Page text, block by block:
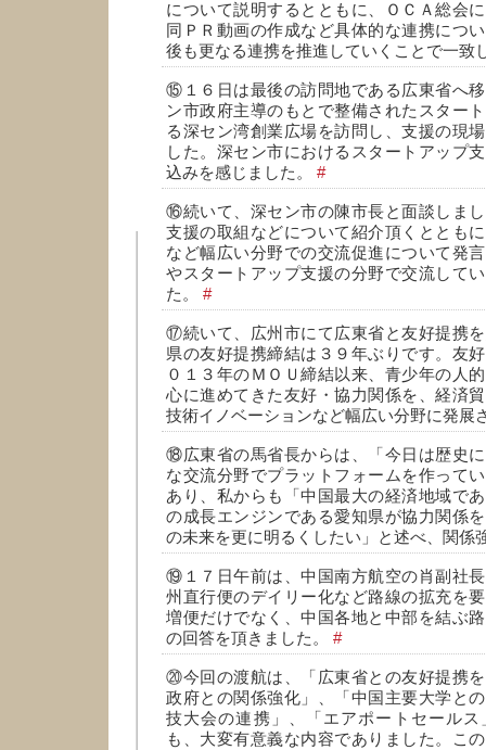
について説明するとともに、ＯＣＡ総会
同ＰＲ動画の作成など具体的な連携につ
後も更なる連携を推進していくことで一致
⑮１６日は最後の訪問地である広東省へ
ン市政府主導のもとで整備されたスター
る深セン湾創業広場を訪問し、支援の現
した。深セン市におけるスタートアップ
込みを感じました。 #
⑯続いて、深セン市の陳市長と面談しま
支援の取組などについて紹介頂くととも
など幅広い分野での交流促進について発
やスタートアップ支援の分野で交流して
た。 #
⑰続いて、広州市にて広東省と友好提携
県の友好提携締結は３９年ぶりです。友
０１３年のＭＯＵ締結以来、青少年の人
心に進めてきた友好・協力関係を、経済
技術イノベーションなど幅広い分野に発展
⑱広東省の馬省長からは、「今日は歴史
な交流分野でプラットフォームを作って
あり、私からも「中国最大の経済地域で
の成長エンジンである愛知県が協力関係
の未来を更に明るくしたい」と述べ、関係
⑲１７日午前は、中国南方航空の肖副社
州直行便のデイリー化など路線の拡充を
増便だけでなく、中国各地と中部を結ぶ
の回答を頂きました。 #
⑳今回の渡航は、「広東省との友好提携
政府との関係強化」、「中国主要大学と
技大会の連携」、「エアポートセール
も、大変有意義な内容でありました。こ